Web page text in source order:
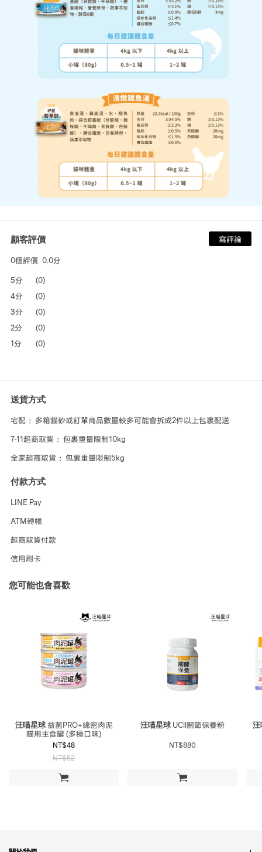
顧客評價
0個評價 0.0分
寫評論
5分
(0)
4分
(0)
3分
(0)
2分
(0)
1分
(0)
送貨方式
宅配 ：多箱貓砂或訂單商品數量較多可能會拆成2件以上包裹配送
7-11超商取貨 ：包裹重量限制10kg
全家超商取貨 ：包裹重量限制5kg
付款方式
LINE Pay
ATM轉帳
超商取貨付款
信用刷卡
您可能也會喜歡
加入購物車
汪喵星球益菌PRO+綿密肉泥
貓用主食罐 (多種口味)
NT$48
NT$52
加入購物車
汪喵星球 UCll關節保養粉
NT$880